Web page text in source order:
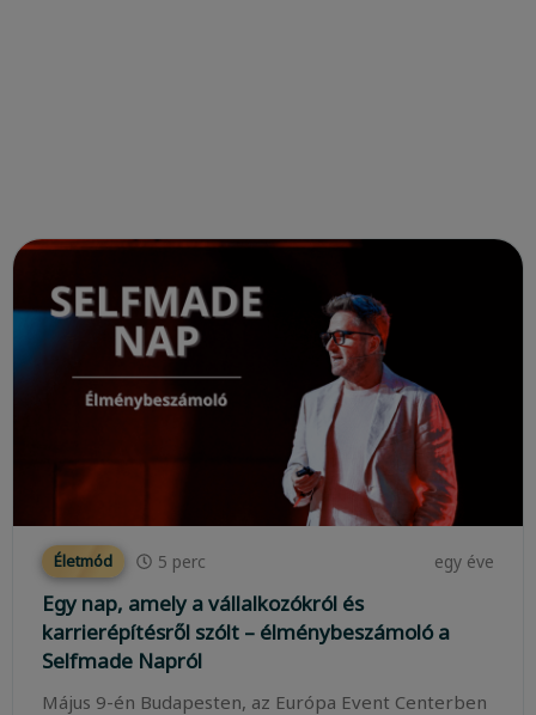
Életmód 5 perc egy éve
Egy nap, amely a vállalkozókról és
karrierépítésről szólt – élménybeszámoló a
Selfmade Napról
Május 9-én Budapesten, az Európa Event Centerben